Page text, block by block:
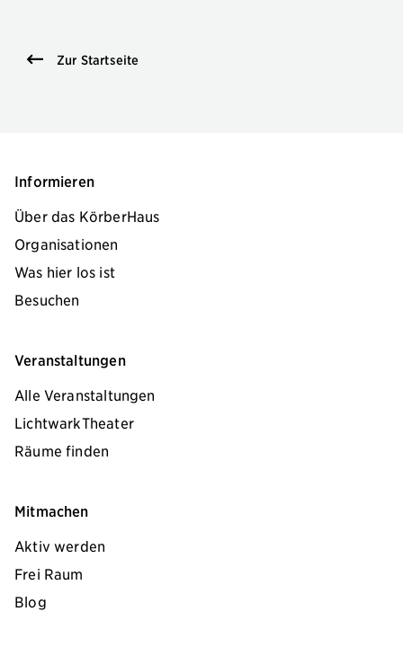
Zur Startseite
Informieren
Über das KörberHaus
Organisationen
Was hier los ist
Besuchen
Veranstaltungen
Alle Veranstaltungen
LichtwarkTheater
Räume finden
Mitmachen
Aktiv werden
Frei Raum
Blog